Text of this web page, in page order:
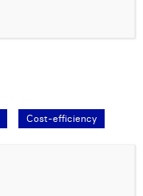
Cost-efficiency